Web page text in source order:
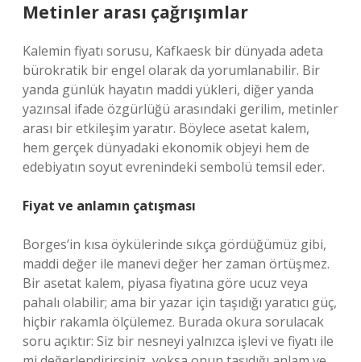
Metinler arası çağrışımlar
Kalemin fiyatı sorusu, Kafkaesk bir dünyada adeta
bürokratik bir engel olarak da yorumlanabilir. Bir
yanda günlük hayatın maddi yükleri, diğer yanda
yazınsal ifade özgürlüğü arasındaki gerilim, metinler
arası bir etkileşim yaratır. Böylece asetat kalem,
hem gerçek dünyadaki ekonomik objeyi hem de
edebiyatın soyut evrenindeki sembolü temsil eder.
Fiyat ve anlamın çatışması
Borges’in kısa öykülerinde sıkça gördüğümüz gibi,
maddi değer ile manevi değer her zaman örtüşmez.
Bir asetat kalem, piyasa fiyatına göre ucuz veya
pahalı olabilir; ama bir yazar için taşıdığı yaratıcı güç,
hiçbir rakamla ölçülemez. Burada okura sorulacak
soru açıktır: Siz bir nesneyi yalnızca işlevi ve fiyatı ile